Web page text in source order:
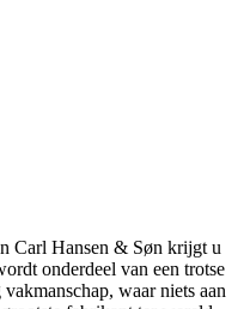
Carl Hansen & Søn krijgt u
onderdeel van een trotse
waar niets aan